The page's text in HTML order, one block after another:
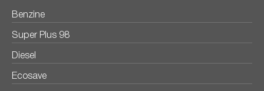
Benzine
Super Plus 98
Diesel
Ecosave